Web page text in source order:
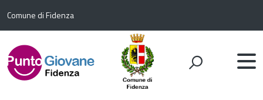
Comune di Fidenza